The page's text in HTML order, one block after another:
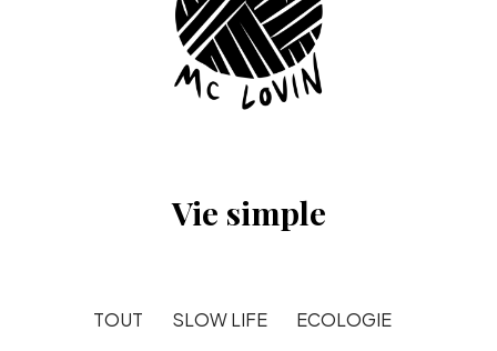
Vie simple
TOUT SLOW LIFE
ECOLOGIE